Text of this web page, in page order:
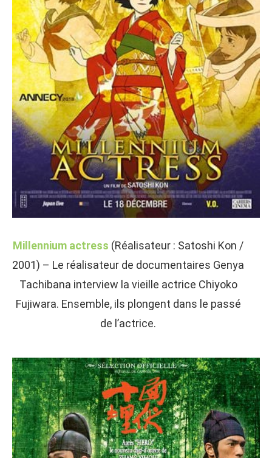
Millennium actress (Réalisateur : Satoshi Kon /
2001) – Le réalisateur de documentaires Genya
Tachibana interview la vieille actrice Chiyoko
Fujiwara. Ensemble, ils plongent dans le passé
de l’actrice.